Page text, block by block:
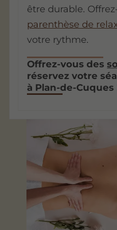
être durable.
parenthèse de
votre rythme.
Offrez-vous des
réservez votre
à Plan-de-Cuques